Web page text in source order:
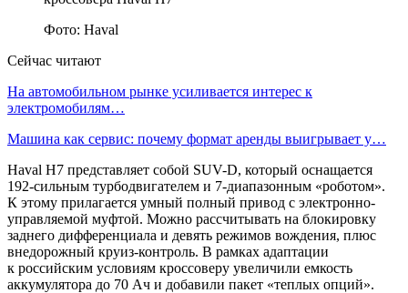
Фото: Haval
Сейчас читают
На автомобильном рынке усиливается интерес к
электромобилям…
Машина как сервис: почему формат аренды выигрывает у…
Haval H7 представляет собой SUV-D, который оснащается
192-сильным турбодвигателем и 7-диапазонным «роботом».
К этому прилагается умный полный привод с электронно-
управляемой муфтой. Можно рассчитывать на блокировку
заднего дифференциала и девять режимов вождения, плюс
внедорожный круиз-контроль. В рамках адаптации
к российским условиям кроссоверу увеличили емкость
аккумулятора до 70 Ач и добавили пакет «теплых опций».